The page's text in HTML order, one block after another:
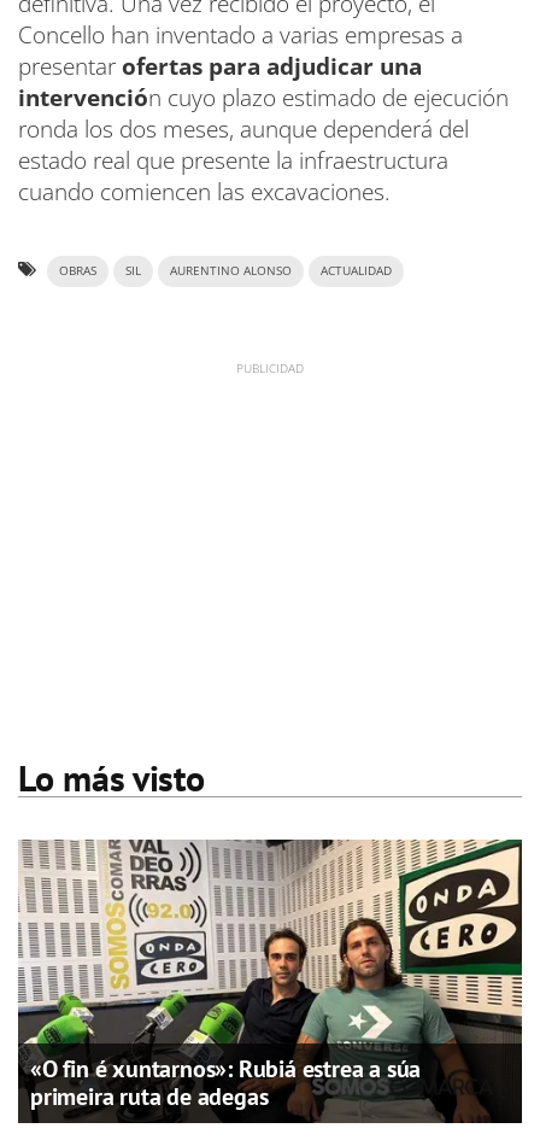
Concello han inventado a varias empresas a
presentar ofertas para adjudicar una
intervención cuyo plazo estimado de ejecución
ronda los dos meses, aunque dependerá del
estado real que presente la infraestructura
cuando comiencen las excavaciones.
OBRAS SIL AURENTINO ALONSO ACTUALIDAD
Lo más visto
«O fin é xuntarnos»: Rubiá estrea a súa
primeira ruta de adegas